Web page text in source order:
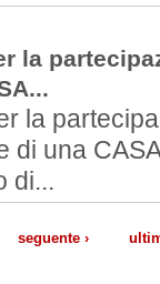
la
la
di una
di...
seguente ›